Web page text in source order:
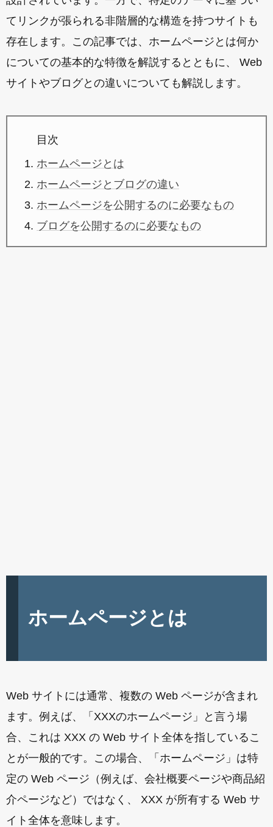
てリンクが張られる非階層的な構造を持つサイトも
存在します。この記事では、ホームページとは何か
についての基本的な特徴を解説するとともに、 Web
サイトやブログとの違いについても解説します。
目次
ホームページとは
ホームページとブログの違い
ホームページを公開するのに必要なもの
ブログを公開するのに必要なもの
ホームページとは
Web サイトには通常、複数の Web ページが含まれ
ます。例えば、「XXXのホームページ」と言う場
合、これは XXX の Web サイト全体を指しているこ
とが一般的です。この場合、「ホームページ」は特
定の Web ページ（例えば、会社概要ページや商品紹
介ページなど）ではなく、 XXX が所有する Web サ
イト全体を意味します。